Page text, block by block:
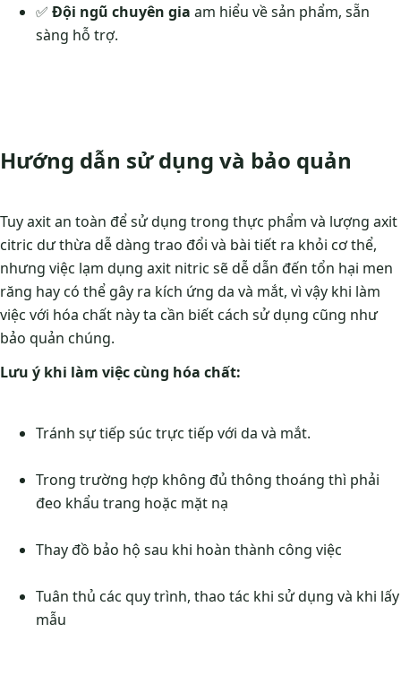
✅ Đội ngũ chuyên gia am hiểu về sản phẩm, sẵn
sàng hỗ trợ.
Hướng dẫn sử dụng và bảo quản
Tuy axit an toàn để sử dụng trong thực phẩm và lượng axit
citric dư thừa dễ dàng trao đổi và bài tiết ra khỏi cơ thể,
nhưng việc lạm dụng axit nitric sẽ dễ dẫn đến tổn hại men
răng hay có thể gây ra kích ứng da và mắt, vì vậy khi làm
việc với hóa chất này ta cần biết cách sử dụng cũng như
bảo quản chúng.
Lưu ý khi làm việc cùng hóa chất:
Tránh sự tiếp súc trực tiếp với da và mắt.
Trong trường hợp không đủ thông thoáng thì phải
đeo khẩu trang hoặc mặt nạ
Thay đồ bảo hộ sau khi hoàn thành công việc
Tuân thủ các quy trình, thao tác khi sử dụng và khi lấy
mẫu